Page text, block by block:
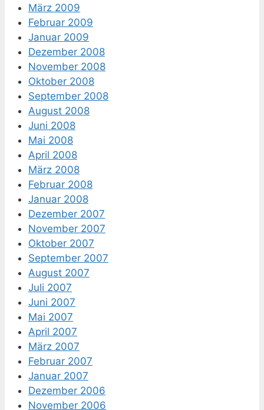
März 2009
Februar 2009
Januar 2009
Dezember 2008
November 2008
Oktober 2008
September 2008
August 2008
Juni 2008
Mai 2008
April 2008
März 2008
Februar 2008
Januar 2008
Dezember 2007
November 2007
Oktober 2007
September 2007
August 2007
Juli 2007
Juni 2007
Mai 2007
April 2007
März 2007
Februar 2007
Januar 2007
Dezember 2006
November 2006